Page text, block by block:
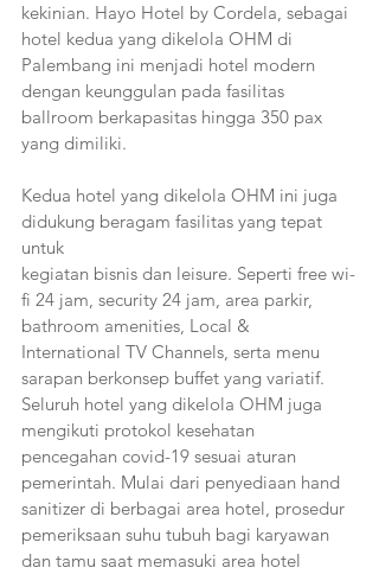
kekinian. Hayo Hotel by Cordela, sebagai
hotel kedua yang dikelola OHM di
Palembang ini menjadi hotel modern
dengan keunggulan pada fasilitas
ballroom berkapasitas hingga 350 pax
yang dimiliki.
Kedua hotel yang dikelola OHM ini juga
didukung beragam fasilitas yang tepat
untuk
kegiatan bisnis dan leisure. Seperti free wi-
fi 24 jam, security 24 jam, area parkir,
bathroom amenities, Local &
International TV Channels, serta menu
sarapan berkonsep buffet yang variatif.
Seluruh hotel yang dikelola OHM juga
mengikuti protokol kesehatan
pencegahan covid-19 sesuai aturan
pemerintah. Mulai dari penyediaan hand
sanitizer di berbagai area hotel, prosedur
pemeriksaan suhu tubuh bagi karyawan
dan tamu saat memasuki area hotel